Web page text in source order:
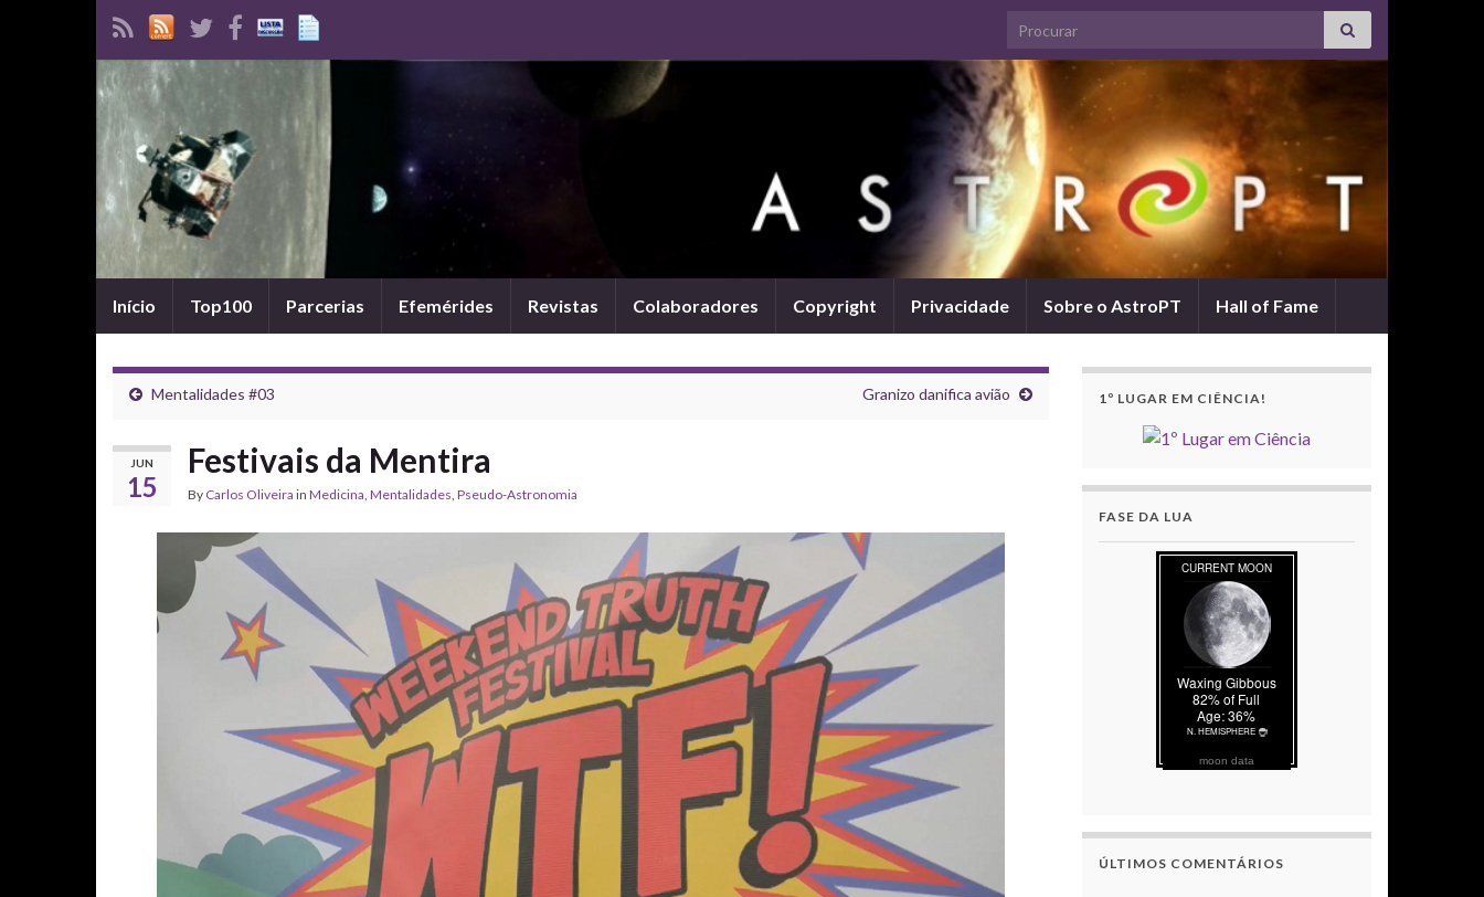
Search for:
Início Top100 Parcerias Efemérides Revistas Colaboradores Copyright Privacidade Sobre o AstroPT Hall of Fame
Mentalidades #03 Granizo danifica avião
JUN
15
Festivais da Mentira
By Carlos Oliveira in Medicina, Mentalidades, Pseudo-Astronomia
1º LUGAR EM CIÊNCIA!
FASE DA LUA
moon data
ÚLTIMOS COMENTÁRIOS